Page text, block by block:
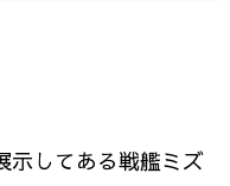
示してある戦艦ミズ